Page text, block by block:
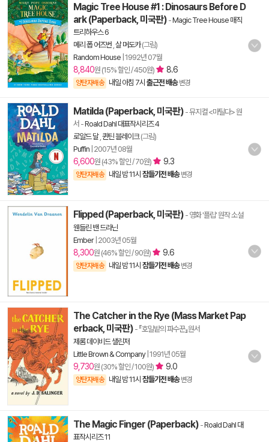
Magic Tree House #1 : Dinosaurs Before D
ark (Paperback, 미국판) -Magic Tree House 매직
트리하우스 6
메리 폽 어즈번 살 머도카(그림)
Random House 1992년 07월
8,840원 (15% 할인 / 450원) 8.6
양탄자배송 내일 아침 7시 출근전 배송 변경
Matilda (Paperback, 미국판) - 뮤지컬 <마틸다> 원
서 -Roald Dahl 대표작시리즈 4
로알드 달, 퀸틴 블레이크(그림)
Puffin 2007년 08월
6,600원 (43% 할인 / 70원) 9.3
양탄자배송 내일 밤 11시 잠들기전 배송 변경
Flipped (Paperback, 미국판) - 영화 '플립' 원작 소설
웬들린 밴 드라닌
Ember| 2003년 05월
8,300원 (46% 할인 / 90원) 9.6
양탄자배송 내일 밤 11시 잠들기전 배송 변경
The Catcher in the Rye (Mass Market Pap
erback, 미국판) - 『호밀밭의 파수꾼』원서
제롬 데이비드 샐린저
Little Brown & Company| 1991년 05월
9,730원 (30% 할인 / 100원) 9.0
양탄자배송 내일 밤 11시 잠들기전 배송 변경
The Magic Finger (Paperback) -Roald Dahl 대
표작시리즈 11